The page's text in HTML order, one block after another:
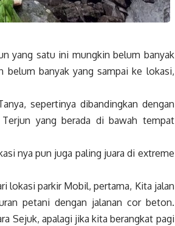
yang satu ini mungkin belum banyak
belum banyak yang sampai ke lokasi,
sepertinya dibandingkan dengan
yang berada di bawah tempat
nya pun juga paling juara di extreme
lokasi parkir Mobil, pertama, Kita jalan
petani dengan jalanan cor beton.
Sejuk, apalagi jika kita berangkat pagi